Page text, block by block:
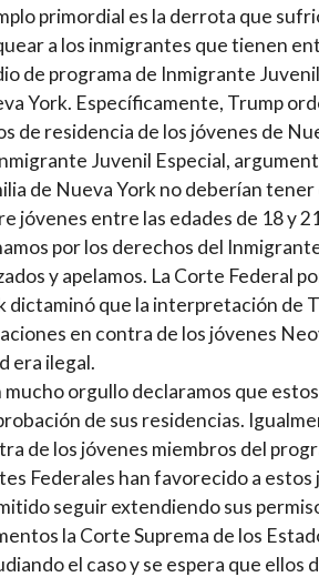
primordial es la derrota que
a los inmigrantes que tienen
de programa de Inmigrante
York. Específicamente, Trump
de residencia de los jóvenes de
Juvenil Especial,
de Nueva York no deberían
jóvenes entre las edades de 18 y
por los derechos del
y apelamos. La Corte Federal
dictaminó que la interpretación de
en contra de los jóvenes
era ilegal.
mucho orgullo declaramos que
de sus residencias.
de los jóvenes miembros del
Federales han favorecido a estos
seguir extendiendo sus
la Corte Suprema de los
el caso y se espera que ellos